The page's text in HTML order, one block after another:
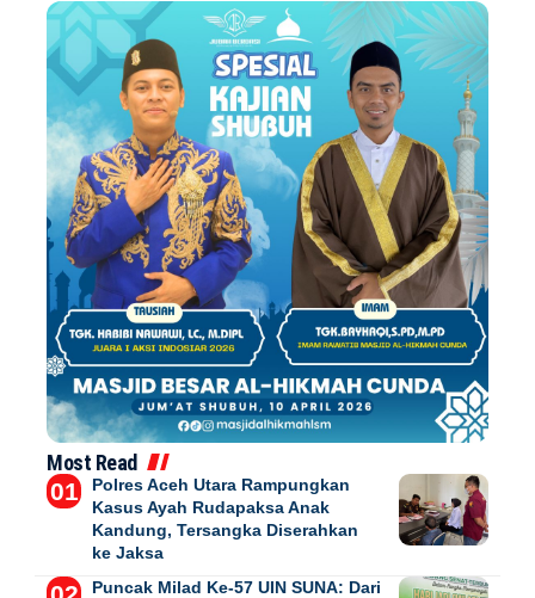
Most Read
Polres Aceh Utara Rampungkan
Kasus Ayah Rudapaksa Anak
Kandung, Tersangka Diserahkan
ke Jaksa
Puncak Milad Ke-57 UIN SUNA: Dari